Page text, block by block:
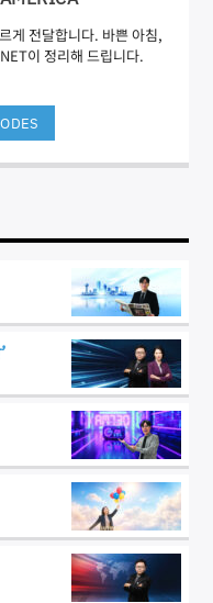
게 전달합니다. 바쁜 아침,
이 정리해 드립니다.